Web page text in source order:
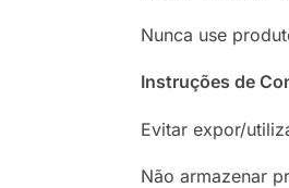
Nunca use
Instruções de
Evitar expor/
Não armazenar